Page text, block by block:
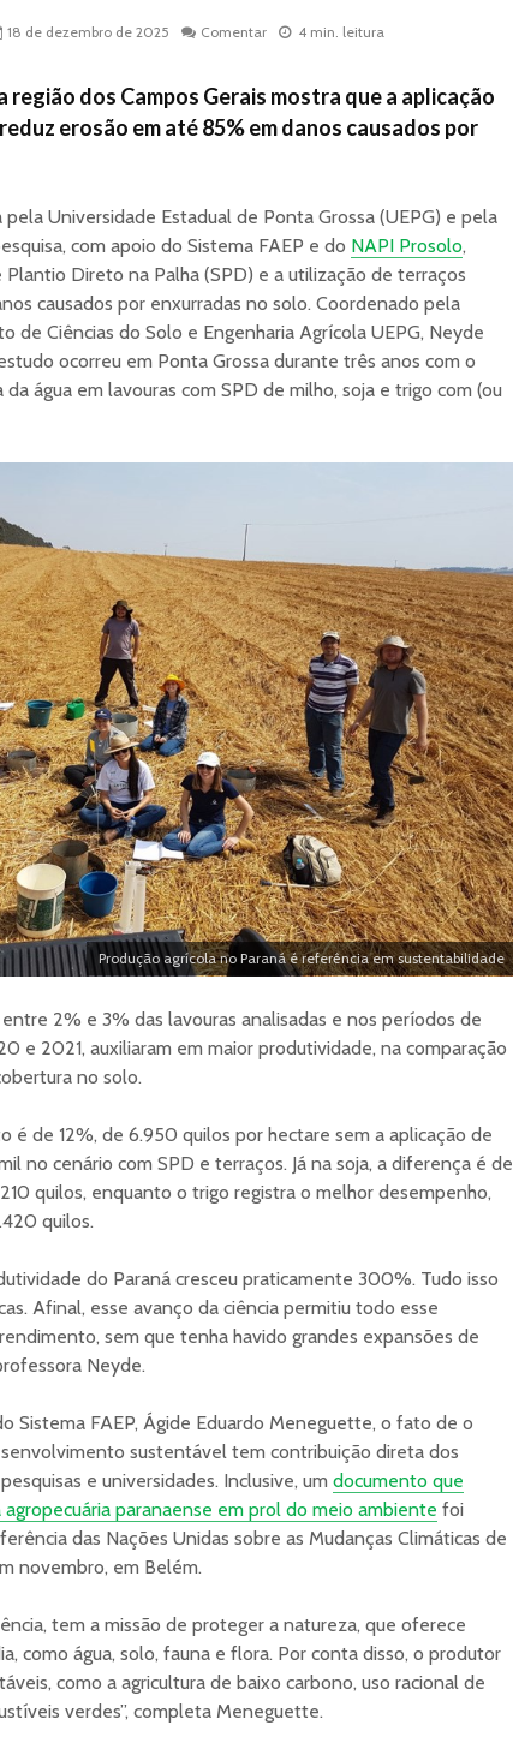
18 de dezembro de 2025 Comentar 4 min. leitura
dos Campos Gerais mostra que a aplicação
erosão em até 85% em danos causados por
Universidade Estadual de Ponta Grossa (UEPG) e pela
com apoio do Sistema FAEP e do NAPI Prosolo,
Direto na Palha (SPD) e a utilização de terraços
causados por enxurradas no solo. Coordenado pela
de Ciências do Solo e Engenharia Agrícola UEPG, Neyde
ocorreu em Ponta Grossa durante três anos com o
água em lavouras com SPD de milho, soja e trigo com (ou
Produção agrícola no Paraná é referência em sustentabilidade
2% e 3% das lavouras analisadas e nos períodos de
e 2021, auxiliaram em maior produtividade, na comparação
no solo.
é de 12%, de 6.950 quilos por hectare sem a aplicação de
no cenário com SPD e terraços. Já na soja, a diferença é de
quilos, enquanto o trigo registra o melhor desempenho,
quilos.
do Paraná cresceu praticamente 300%. Tudo isso
Afinal, esse avanço da ciência permitiu todo esse
sem que tenha havido grandes expansões de
Neyde.
Sistema FAEP, Ágide Eduardo Meneguette, o fato de o
sustentável tem contribuição direta dos
e universidades. Inclusive, um documento que
agropecuária paranaense em prol do meio ambiente foi
das Nações Unidas sobre as Mudanças Climáticas de
novembro, em Belém.
tem a missão de proteger a natureza, que oferece
como água, solo, fauna e flora. Por conta disso, o produtor
como a agricultura de baixo carbono, uso racional de
verdes”, completa Meneguette.